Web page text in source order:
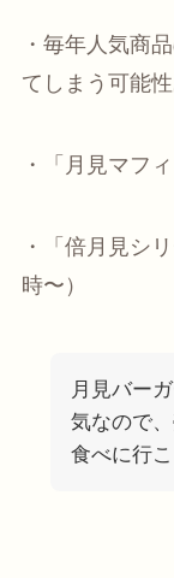
・毎年人気商
てしまう可能性
・「月見マフ
・「倍月見シ
時〜）
月見バー
気なので
食べに行こ